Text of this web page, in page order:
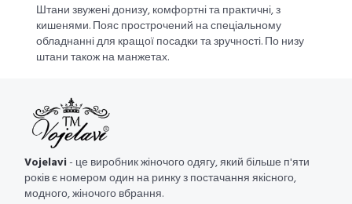
Штани звужені донизу, комфортні та практичні, з
кишенями. Пояс прострочений на спеціальному
обладнанні для кращої посадки та зручності. По низу
штани також на манжетах.
Vojelavi- це виробник жіночого одягу, який більше п'яти
років є номером один на ринку з постачання якісного,
модного, жіночого вбрання.